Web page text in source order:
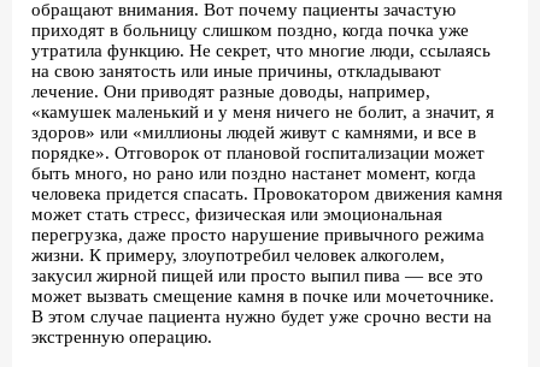
обращают внимания. Вот почему пациенты зачастую
приходят в больницу слишком поздно, когда почка уже
утратила функцию. Не секрет, что многие люди, ссылаясь
на свою занятость или иные причины, откладывают
лечение. Они приводят разные доводы, например,
«камушек маленький и у меня ничего не болит, а значит, я
здоров» или «миллионы людей живут с камнями, и все в
порядке». Отговорок от плановой госпитализации может
быть много, но рано или поздно настанет момент, когда
человека придется спасать. Провокатором движения камня
может стать стресс, физическая или эмоциональная
перегрузка, даже просто нарушение привычного режима
жизни. К примеру, злоупотребил человек алкоголем,
закусил жирной пищей или просто выпил пива — все это
может вызвать смещение камня в почке или мочеточнике.
В этом случае пациента нужно будет уже срочно вести на
экстренную операцию.